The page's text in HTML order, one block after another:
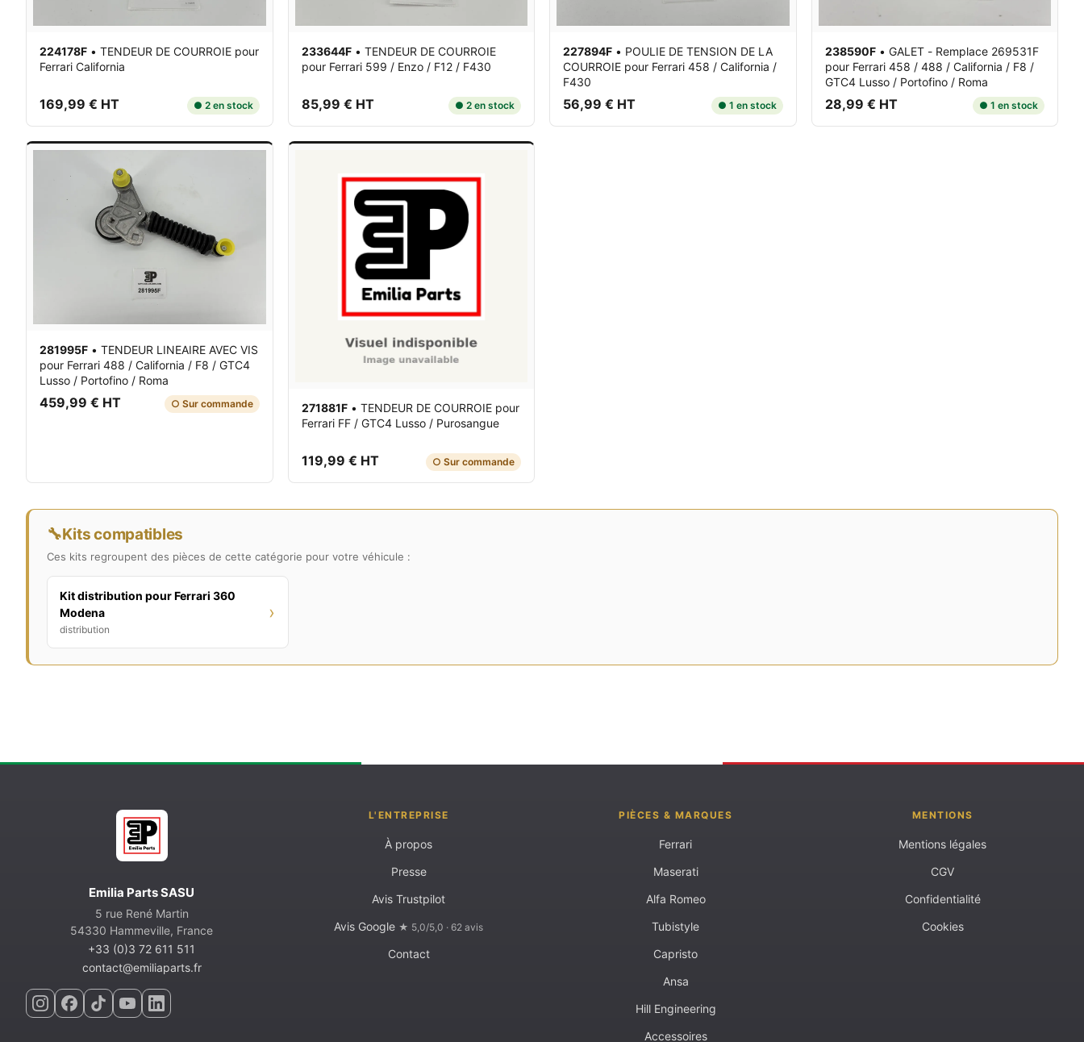
224178F • TENDEUR DE COURROIE pour
Ferrari California
169,99 € HT ● 2 en stock
233644F • TENDEUR DE COURROIE
pour Ferrari 599 / Enzo / F12 / F430
85,99 € HT ● 2 en stock
227894F • POULIE DE TENSION DE LA
COURROIE pour Ferrari 458 / California /
F430
56,99 € HT ● 1 en stock
238590F • GALET - Remplace 269531F
pour Ferrari 458 / 488 / California / F8 /
GTC4 Lusso / Portofino / Roma
28,99 € HT ● 1 en stock
281995F • TENDEUR LINEAIRE AVEC VIS
pour Ferrari 488 / California / F8 / GTC4
Lusso / Portofino / Roma
459,99 € HT ○ Sur commande 271881F • TENDEUR DE COURROIE pour
Ferrari FF / GTC4 Lusso / Purosangue
119,99 € HT ○ Sur commande
🔧Kits compatibles
Ces kits regroupent des pièces de cette catégorie pour votre véhicule :
Kit distribution pour Ferrari 360
Modena
distribution
›
Emilia Parts SASU
5 rue René Martin
54330 Hammeville, France
+33 (0)3 72 611 511
contact@emiliaparts.fr
L'ENTREPRISE
À propos
Presse
Avis Trustpilot
Avis Google ★ 5,0/5,0 · 62 avis
Contact
PIÈCES & MARQUES
Ferrari
Maserati
Alfa Romeo
Tubistyle
Capristo
Ansa
Hill Engineering
Accessoires
MENTIONS
Mentions légales
CGV
Confidentialité
Cookies